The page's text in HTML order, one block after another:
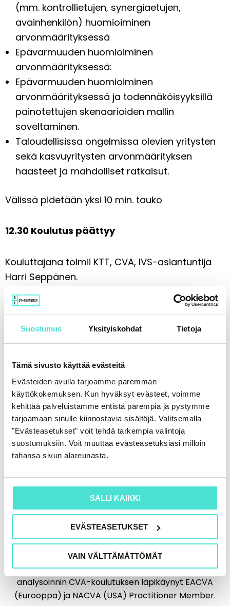
Suostumus Yksityiskohdat Tietoja
Tämä sivusto käyttää evästeitä
Evästeiden avulla tarjoamme paremman
käyttökokemuksen. Kun hyväksyt evästeet, voimme
kehittää palveluistamme entistä parempia ja pystymme
tarjoamaan sinulle kiinnostavia sisältöjä. Valitsemalla
"Evästeasetukset" voit tehdä tarkempia valintoja
suostumuksiin. Voit muuttaa evästeasetuksiasi milloin
tahansa sivun alareunasta.
SALLI KAIKKI
EVÄSTEASETUKSET
VAIN VÄLTTÄMÄTTÖMÄT
(mm. kontrollietujen, synergiaetujen,
avainhenkilön) huomioiminen
arvonmäärityksessä
Epävarmuuden huomioiminen
arvonmäärityksessä:
Epävarmuuden huomioiminen
arvonmäärityksessä ja todennäköisyyksillä
painotettujen skenaarioiden mallin
soveltaminen.
Taloudellisissa ongelmissa olevien yritysten
sekä kasvuyritysten arvonmäärityksen
haasteet ja mahdolliset ratkaisut.
Välissä pidetään yksi 10 min. tauko
12.30 Koulutus päättyy
Kouluttajana toimii KTT, CVA, IVS-asiantuntija
Harri Seppänen.
Pidätämme oikeuden muutoksiin.
Harri Seppänen
KTT, CVA, IVS-asiantuntija
Harri Seppänen, KTT, CVA, IVS-asiantuntija on
yrityksen arvonmäärityksen sekä taloudellisen
suorituksen mittaamisen ja analysoinnin
riippumaton asiantuntija, kouluttaja ja tutkija. Hän on
ainoa suomalainen yrityksen arvonmäärityksen ja
analysoinnin CVA-koulutuksen läpikäynyt EACVA
(Eurooppa) ja NACVA (USA) Practitioner Member.